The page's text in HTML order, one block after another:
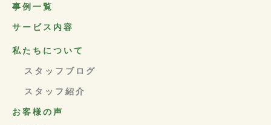
事例一覧
サービス内容
私たちについて
スタッフブログ
スタッフ紹介
お客様の声